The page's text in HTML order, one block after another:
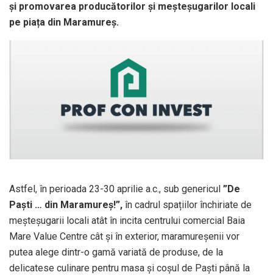
și promovarea producătorilor și meșteșugarilor locali
pe piața din Maramureș.
Astfel, în perioada 23-30 aprilie a.c., sub genericul ”De
Paști … din Maramureș!”, în cadrul spațiilor închiriate de
meșteșugarii locali atât în incita centrului comercial Baia
Mare Value Centre cât și în exterior, maramureșenii vor
putea alege dintr-o gamă variată de produse, de la
delicatese culinare pentru masa și coșul de Paști până la